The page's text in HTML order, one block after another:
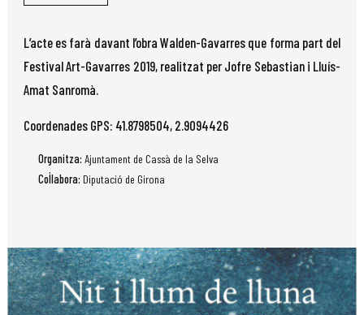
L’acte es farà davant l’obra Walden-Gavarres que forma part del
Festival Art-Gavarres 2019, realitzat per Jofre Sebastian i Lluís-
Amat Sanromà.
Coordenades GPS: 41.8798504, 2.9094426
Organitza: Ajuntament de Cassà de la Selva
Col·labora: Diputació de Girona